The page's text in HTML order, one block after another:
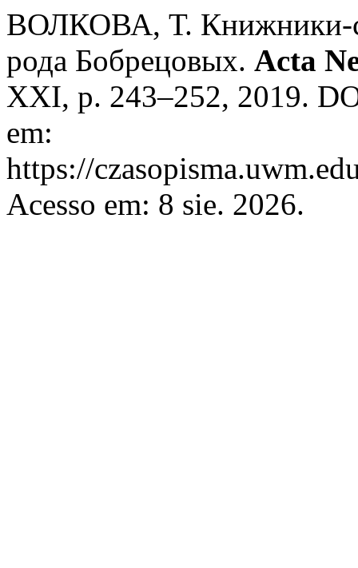
ВОЛКОВА, Т. Книжники-
рода Бобрецовых. Acta
XXI, p. 243–252, 2019.
em:
https://
Acesso em: 8 sie. 2026.